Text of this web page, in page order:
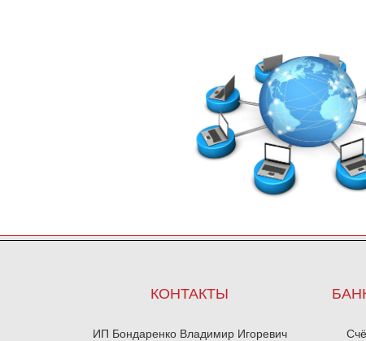
КОНТАКТЫ
ИП Бондаренко Владимир Игоревич